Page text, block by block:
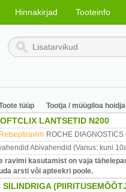
Hinnakirjad Tooteinfo
tüüp Tootja / müügiloa hoidja
LANTSETID N200
Retseptiravim ROCHE DIAGNOSTICS
Abivahendid (Vanus: kuni
ravimi kasutamist on vaja
arsti või apteekri poole.